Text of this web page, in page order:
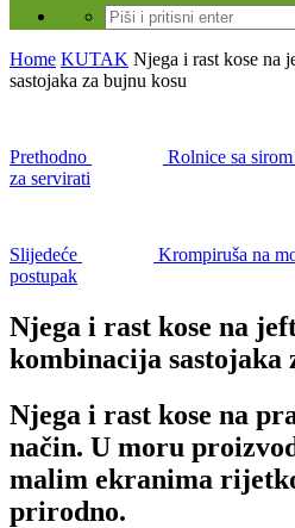
Home KUTAK Njega i rast kose na
sastojaka za bujnu kosu
Prethodno
Rolnice sa
za servirati
Slijedeće
Krompiruša na
postupak
Njega i rast kose na
kombinacija sastojaka
Njega i rast kose na
način. U moru
malim ekranima
prirodno.